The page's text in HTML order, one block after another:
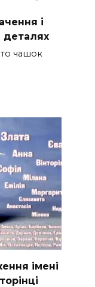
і
деталях
чашок
імені